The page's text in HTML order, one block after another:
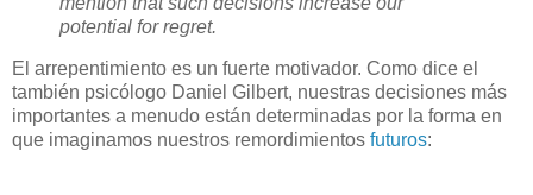
potential for regret.
El arrepentimiento es un fuerte motivador. Como dice el
también psicólogo Daniel Gilbert, nuestras decisiones más
importantes a menudo están determinadas por la forma en
que imaginamos nuestros remordimientos futuros: